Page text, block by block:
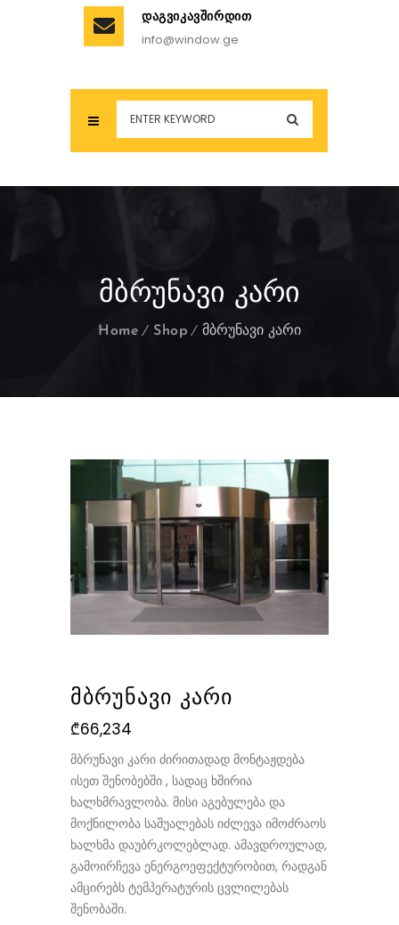
ᲓᲐᲒᲕᲘᲙᲐᲕᲨᲘᲠᲓᲘᲗ
info@window.ge
ᲛᲑᲠᲣᲜᲐᲕᲘ ᲙᲐᲠᲘ
Home Shop მბრუნავი კარი
ᲛᲑᲠᲣᲜᲐᲕᲘ ᲙᲐᲠᲘ
₾66,234
მბრუნავი კარი ძირითადად მონტაჟდება
ისეთ შენობებში , სადაც ხშირია
ხალხმრავლობა. მისი აგებულება და
მოქნილობა საშუალებას იძლევა იმოძრაოს
ხალხმა დაუბრკოლებლად. ამავდროულად,
გამოირჩევა ენერგოეფექტურობით, რადგან
ამცირებს ტემპერატურის ცვლილებას
შენობაში.